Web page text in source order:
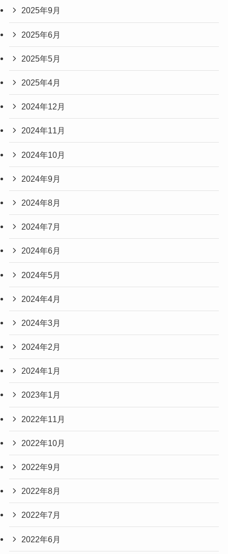
2025年9月
2025年6月
2025年5月
2025年4月
2024年12月
2024年11月
2024年10月
2024年9月
2024年8月
2024年7月
2024年6月
2024年5月
2024年4月
2024年3月
2024年2月
2024年1月
2023年1月
2022年11月
2022年10月
2022年9月
2022年8月
2022年7月
2022年6月